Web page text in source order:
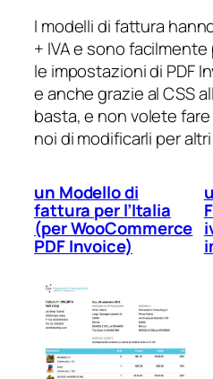
I modelli di fattura
+ IVA e sono
le impostazioni di PDF
e anche grazie al CSS
basta, e non volete
noi di modificarli per
un Modello di
fattura per l’Italia
(per WooCommerce
PDF Invoice)